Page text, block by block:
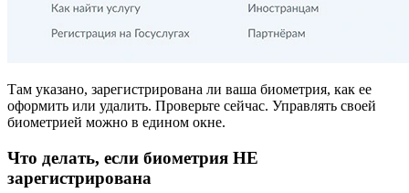
Там указано, зарегистрирована ли ваша биометрия, как ее
оформить или удалить. Проверьте сейчас. Управлять своей
биометрией можно в едином окне.
Что делать, если биометрия НЕ
зарегистрирована